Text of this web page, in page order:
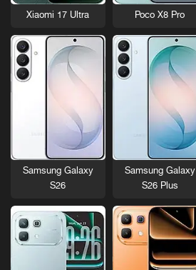
Poco X8 Pro
Xiaomi 17 Ultra
Samsung Galaxy
S26 Plus
Samsung Galaxy
S26